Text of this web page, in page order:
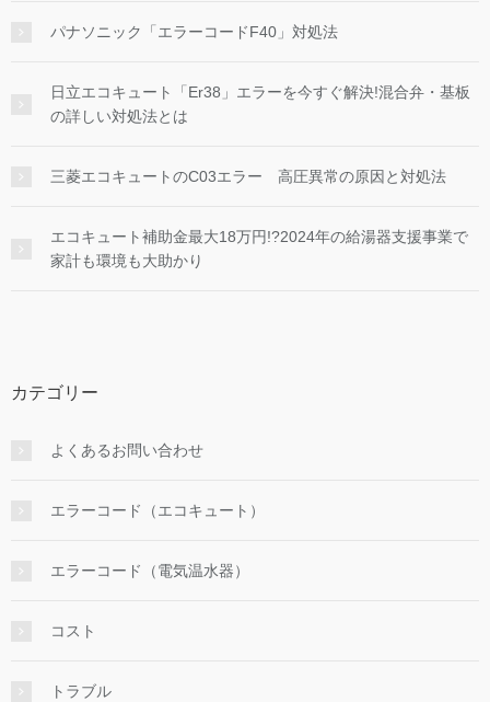
パナソニック「エラーコードF40」対処法
日立エコキュート「Er38」エラーを今すぐ解決!混合弁・基板
の詳しい対処法とは
三菱エコキュートのC03エラー 高圧異常の原因と対処法
エコキュート補助金最大18万円!?2024年の給湯器支援事業で
家計も環境も大助かり
カテゴリー
よくあるお問い合わせ
エラーコード（エコキュート）
エラーコード（電気温水器）
コスト
トラブル